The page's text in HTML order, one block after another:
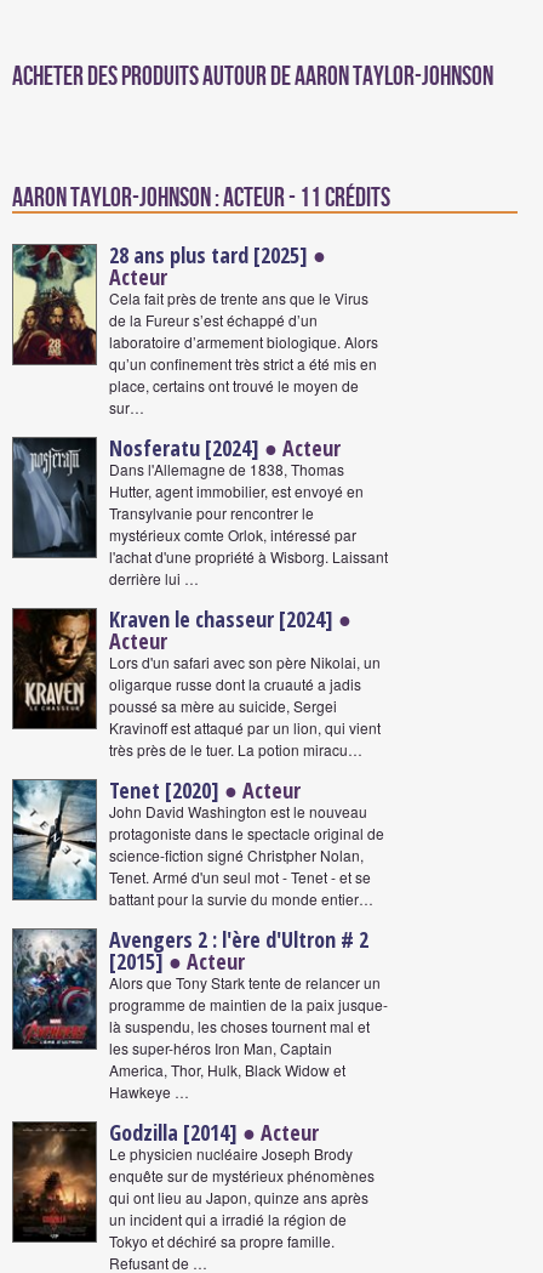
Acheter des produits autour de Aaron Taylor-Johnson
Aaron Taylor-Johnson : Acteur - 11 crédits
28 ans plus tard [2025] ●
Acteur
Cela fait près de trente ans que le Virus
de la Fureur s’est échappé d’un
laboratoire d’armement biologique. Alors
qu’un confinement très strict a été mis en
place, certains ont trouvé le moyen de
sur…
Nosferatu [2024] ● Acteur
Dans l'Allemagne de 1838, Thomas
Hutter, agent immobilier, est envoyé en
Transylvanie pour rencontrer le
mystérieux comte Orlok, intéressé par
l'achat d'une propriété à Wisborg. Laissant
derrière lui …
Kraven le chasseur [2024] ●
Acteur
Lors d'un safari avec son père Nikolai, un
oligarque russe dont la cruauté a jadis
poussé sa mère au suicide, Sergei
Kravinoff est attaqué par un lion, qui vient
très près de le tuer. La potion miracu…
Tenet [2020] ● Acteur
John David Washington est le nouveau
protagoniste dans le spectacle original de
science-fiction signé Christpher Nolan,
Tenet. Armé d'un seul mot - Tenet - et se
battant pour la survie du monde entier…
Avengers 2 : l'ère d'Ultron # 2
[2015] ● Acteur
Alors que Tony Stark tente de relancer un
programme de maintien de la paix jusque-
là suspendu, les choses tournent mal et
les super-héros Iron Man, Captain
America, Thor, Hulk, Black Widow et
Hawkeye …
Godzilla [2014] ● Acteur
Le physicien nucléaire Joseph Brody
enquête sur de mystérieux phénomènes
qui ont lieu au Japon, quinze ans après
un incident qui a irradié la région de
Tokyo et déchiré sa propre famille.
Refusant de …